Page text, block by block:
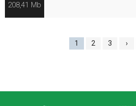
208,41 Mb
1 2 3 ›